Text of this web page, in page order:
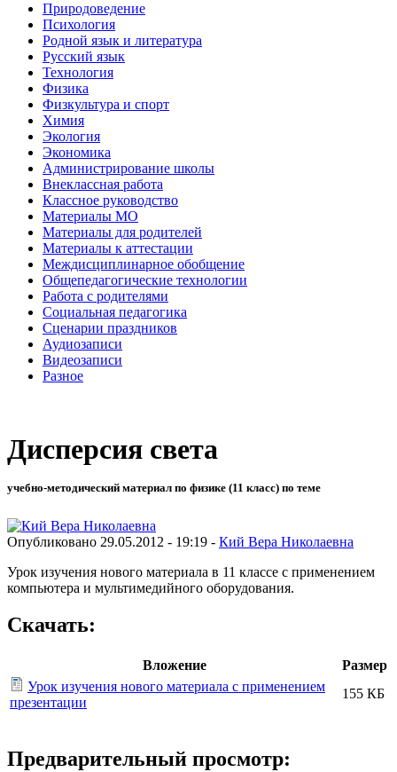
Природоведение
Психология
Родной язык и литература
Русский язык
Технология
Физика
Физкультура и спорт
Химия
Экология
Экономика
Администрирование школы
Внеклассная работа
Классное руководство
Материалы МО
Материалы для родителей
Материалы к аттестации
Междисциплинарное обобщение
Общепедагогические технологии
Работа с родителями
Социальная педагогика
Сценарии праздников
Аудиозаписи
Видеозаписи
Разное
Дисперсия света
учебно-методический материал по физике (11 класс) по теме
Опубликовано 29.05.2012 - 19:19 - Кий Вера Николаевна
Урок изучения нового материала в 11 классе с применением
компьютера и мультимедийного оборудования.
Скачать:
Вложение
Размер
Урок изучения нового материала с применением
презентации
155 КБ
Предварительный просмотр: